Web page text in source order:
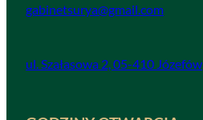
gabinetsurya@gmail.com
ul. Szałasowa 2, 05-410 Józefów